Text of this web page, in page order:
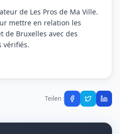
de Les Pros de Ma Ville.
mettre en relation les
de Bruxelles avec des
vérifiés.
Teilen :